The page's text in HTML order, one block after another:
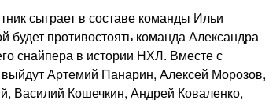
сыграет в составе команды Ильи
будет противостоять команда Александра
снайпера в истории НХЛ. Вместе с
Артемий Панарин, Алексей Морозов,
Василий Кошечкин, Андрей Коваленко,